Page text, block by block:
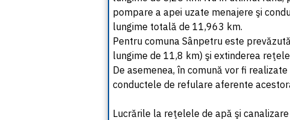
pompare a apei uzate menajere şi
lungime totală de 11,963 km.
Pentru comuna Sânpetru este
lungime de 11,8 km) şi extinderea
De asemenea, în comună vor fi
conductele de refulare aferente
Lucrările la reţelele de apă şi